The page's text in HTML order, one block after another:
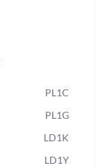
PL1C
PL1G
LD1K
LD1Y